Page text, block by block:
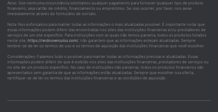
Aviso: Sob nenhuma circunstância solicitamos qualquer pagamento para fornecer qualquer tipo de produto
financeiro, seja cartão de crédito, financiamento ou empréstimo. Se isso ocorrer, por favor, nos avise
imediatamente através do formulário de contato.
Nota: Nos esforçamos para manter todas as informações o mais atualizadas possível. É importante notar que
essas informações podem diferir das encontradas nos sites das instituições financeiras e/ou prestadores de
serviços de um site específico. Para instituições com as quais não temos parceria, todos os produtos listados
neste site, https://reidosveiculos.com/, não garantem que as informações estejam atualizadas. Sempre
lembre-se de ler os termos de uso e os termos de aquisição das instituições financeiras que você escolher.
Considerações: Fazemos todo o possível para manter todas as informações precisas e atualizadas. Essas
informações podem diferir do que é exibido nos sites das instituições financeiras, prestadores de serviços ou
no site de um produto específico. No caso de instituições não parceiras, todos os produtos financeiros são
apresentados sem garantia de que as informações estão atualizadas. Sempre que escolher sua oferta,
certifique-se de ler os termos das instituições financeiras e as condições de aquisição.